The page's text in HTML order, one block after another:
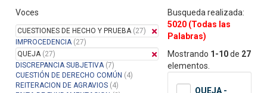
Manual del Usuario
Voces
CUESTIONES DE HECHO Y PRUEBA(27)
IMPROCEDENCIA(27)
QUEJA(27)
DISCREPANCIA SUBJETIVA(7)
CUESTIÓN DE DERECHO COMÚN (4)
REITERACION DE AGRAVIOS (4)
Busqueda realizada:
5020 (Todas las
Palabras)
Mostrando 1-10de 27
elementos.
QUEJA -